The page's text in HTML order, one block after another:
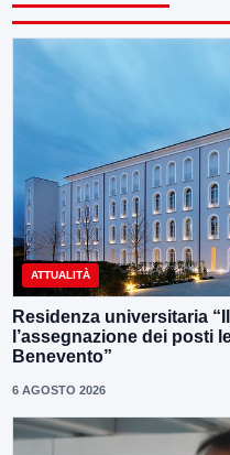
ATTUALITÀ
Residenza universitaria
l’assegnazione dei posti
Benevento”
6 AGOSTO 2026